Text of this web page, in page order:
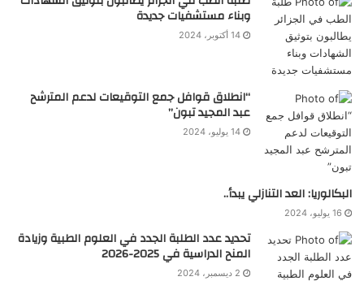
وبناء مستشفيات جديدة
14 أكتوبر، 2024
“انطلاق قوافل جمع التوقيعات لدعم المترشح
عبد المجيد تبون”
14 يوليو، 2024
البكالوريا: العد التنازلي يبدأ..
16 يوليو، 2024
تحديد عدد الطلبة الجدد في العلوم الطبية وزيادة
المنح الدراسية في 2025-2026
2 ديسمبر، 2024